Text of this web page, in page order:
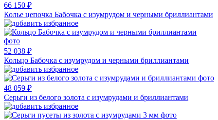
66 150 ₽
Колье цепочка Бабочка с изумрудом и черными бриллиантами
52 038 ₽
Кольцо Бабочка с изумрудом и черными бриллиантами
48 059 ₽
Серьги из белого золота с изумрудами и бриллиантами